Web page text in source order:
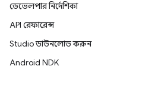
ডেভেলপার নির্দেশিকা
API রেফারেন্স
Studio ডাউনলোড করুন
Android NDK